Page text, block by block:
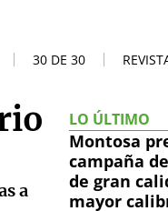
30 DE 30
a
LO ÚLTIMO
Montosa
campaña
de gran
mayor